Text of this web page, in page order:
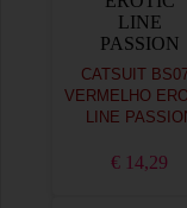
CATSUIT
VERMELHO
LINE
€ 14,29